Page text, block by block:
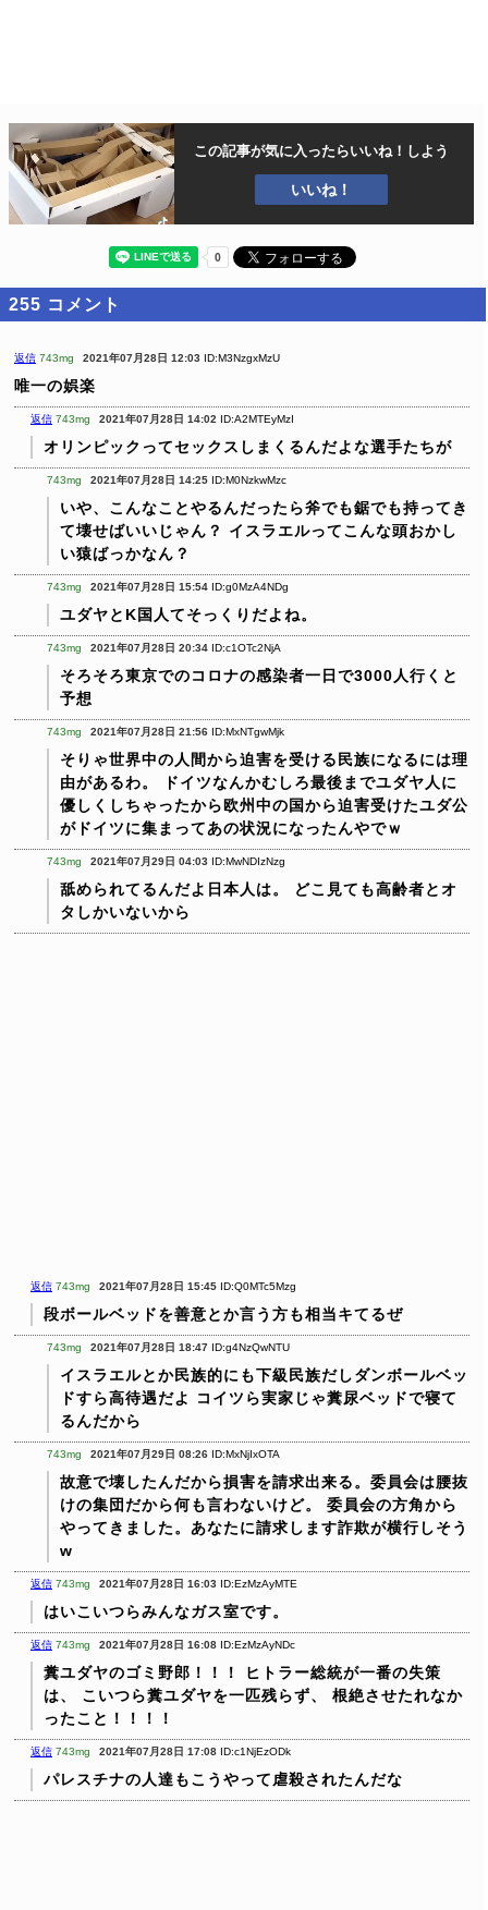
この記事が気に入ったらいいね！しよう
いいね！
255 コメント
返信 743mg 2021年07月28日 12:03 ID:M3NzgxMzU
唯一の娯楽
返信 743mg 2021年07月28日 14:02 ID:A2MTEyMzI
オリンピックってセックスしまくるんだよな選手たちが
743mg 2021年07月28日 14:25 ID:M0NzkwMzc
いや、こんなことやるんだったら斧でも鋸でも持ってき
て壊せばいいじゃん？
イスラエルってこんな頭おかし
い猿ばっかなん？
743mg 2021年07月28日 15:54 ID:g0MzA4NDg
ユダヤとK国人てそっくりだよね。
743mg 2021年07月28日 20:34 ID:c1OTc2NjA
そろそろ東京でのコロナの感染者一日で3000人行くと
予想
743mg 2021年07月28日 21:56 ID:MxNTgwMjk
そりゃ世界中の人間から迫害を受ける民族になるには理
由があるわ。
ドイツなんかむしろ最後までユダヤ人に
優しくしちゃったから欧州中の国から迫害受けたユダ公
がドイツに集まってあの状況になったんやでｗ
743mg 2021年07月29日 04:03 ID:MwNDIzNzg
舐められてるんだよ日本人は。
どこ見ても高齢者とオ
タしかいないから
返信 743mg 2021年07月28日 15:45 ID:Q0MTc5Mzg
段ボールベッドを善意とか言う方も相当キてるぜ
743mg 2021年07月28日 18:47 ID:g4NzQwNTU
イスラエルとか民族的にも下級民族だしダンボールベッ
ドすら高待遇だよ
コイツら実家じゃ糞尿ベッドで寝て
るんだから
743mg 2021年07月29日 08:26 ID:MxNjIxOTA
故意で壊したんだから損害を請求出来る。委員会は腰抜
けの集団だから何も言わないけど。
委員会の方角から
やってきました。あなたに請求します詐欺が横行しそう
w
返信 743mg 2021年07月28日 16:03 ID:EzMzAyMTE
はいこいつらみんなガス室です。
返信 743mg 2021年07月28日 16:08 ID:EzMzAyNDc
糞ユダヤのゴミ野郎！！！
ヒトラー総統が一番の失策
は、
こいつら糞ユダヤを一匹残らず、
根絶させたれなか
ったこと！！！！
返信 743mg 2021年07月28日 17:08 ID:c1NjEzODk
パレスチナの人達もこうやって虐殺されたんだな